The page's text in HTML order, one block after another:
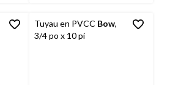
Tuyau en PVCC Bow,
3/4 po x 10 pi